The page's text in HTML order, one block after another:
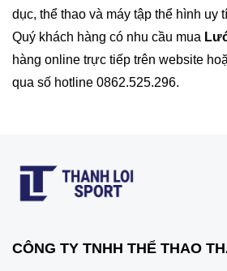
dục, thể thao và máy tập thể hình uy
Quý khách hàng có nhu cầu mua
hàng online trực tiếp trên website
qua số hotline 0862.525.296.
CÔNG TY TNHH THỂ THAO